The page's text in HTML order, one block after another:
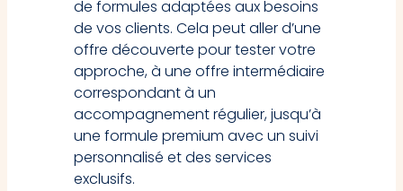
de formules adaptées aux besoins
de vos clients. Cela peut aller d’une
offre découverte pour tester votre
approche, à une offre intermédiaire
correspondant à un
accompagnement régulier, jusqu’à
une formule premium avec un suivi
personnalisé et des services
exclusifs.